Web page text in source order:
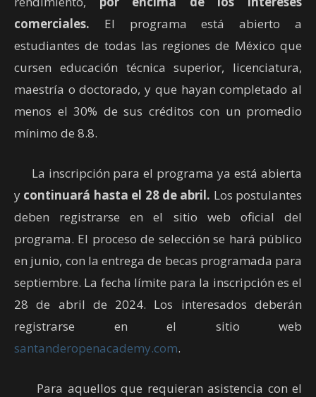
comerciales. El programa está abierto a
estudiantes de todas las regiones de México que
cursen educación técnica superior, licenciatura,
maestría o doctorado, y que hayan completado al
menos el 30% de sus créditos con un promedio
mínimo de 8.8.
La inscripción para el programa ya está abierta
y continuará hasta el 28 de abril. Los postulantes
deben registrarse en el sitio web oficial del
programa. El proceso de selección se hará público
en junio, con la entrega de becas programada para
septiembre. La fecha límite para la inscripción es el
28 de abril de 2024. Los interesados deberán
registrarse en el sitio web
santanderopenacademy.com.
Para aquellos que requieran asistencia con el